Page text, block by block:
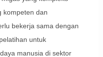
kompeten dan
bekerja sama dengan
untuk
manusia di sektor